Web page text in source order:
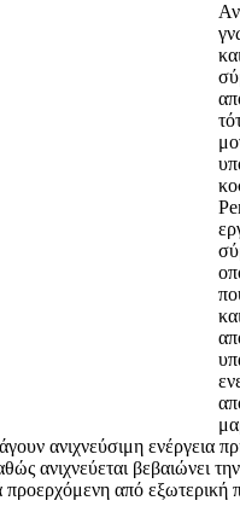
ανιχνεύσιμη ενέργεια
ανιχνεύεται βεβαιώνει
από εξωτερική